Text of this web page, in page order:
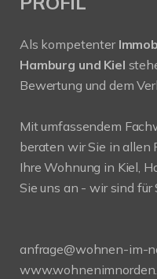
Als kompetenter
Hamburg und Kiel
Bewertung und dem
Mit umfassendem
beraten wir Sie in allen
Ihre Wohnung in Kiel,
Sie uns an - wir sind für
anfrage@wohnen-im-